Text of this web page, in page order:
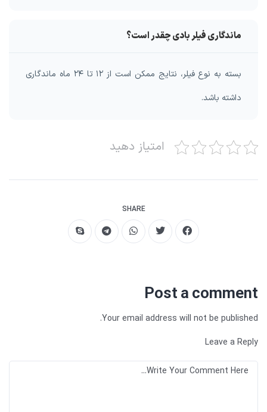
ماندگاری فیلر بادی چقدر است؟
بسته به نوع فیلر، نتایج ممکن است از ۱۲ تا ۲۴ ماه ماندگاری
داشته باشد.
امتیاز دهید
SHARE
Post a comment
Your email address will not be published.
Leave a Reply